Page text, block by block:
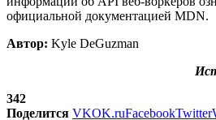
официальной документацией MDN.
Автор: Kyle DeGuzman
342
Поделится VKOK.ruFacebookTwitter